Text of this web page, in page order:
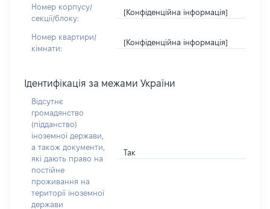
Номер корпусу/
секції/блоку:
[Конфіденційна інформація]
Номер квартири/
кімнати:
[Конфіденційна інформація]
Ідентифікація за межами України
Відсутнє
громадянство
(підданство)
іноземної держави,
а також документи,
які дають право на
постійне
проживання на
території іноземної
держави
Так